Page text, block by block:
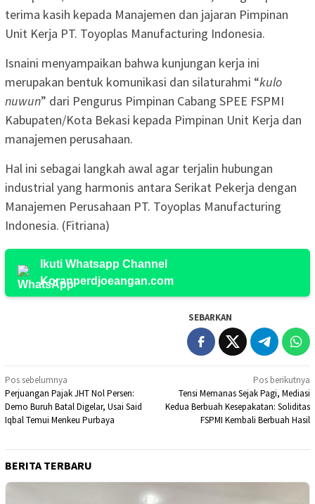
terima kasih kepada Manajemen dan jajaran Pimpinan
Unit Kerja PT. Toyoplas Manufacturing Indonesia.
Isnaini menyampaikan bahwa kunjungan kerja ini
merupakan bentuk komunikasi dan silaturahmi “kulo
nuwun” dari Pengurus Pimpinan Cabang SPEE FSPMI
Kabupaten/Kota Bekasi kepada Pimpinan Unit Kerja dan
manajemen perusahaan.
Hal ini sebagai langkah awal agar terjalin hubungan
industrial yang harmonis antara Serikat Pekerja dengan
Manajemen Perusahaan PT. Toyoplas Manufacturing
Indonesia. (Fitriana)
Ikuti Whatsapp Channel
Koranperdjoeangan.com
SEBARKAN
Navigasi
pos
Pos sebelumnya
Perjuangan Pajak JHT Nol Persen:
Demo Buruh Batal Digelar, Usai Said
Iqbal Temui Menkeu Purbaya
Pos berikutnya
Tensi Memanas Sejak Pagi, Mediasi
Kedua Berbuah Kesepakatan: Soliditas
FSPMI Kembali Berbuah Hasil
BERITA TERBARU